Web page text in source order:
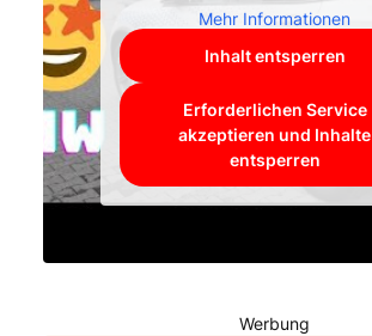
Mehr Informationen
Inhalt entsperren
Erforderlichen Service
akzeptieren und Inhalte
entsperren
Werbung